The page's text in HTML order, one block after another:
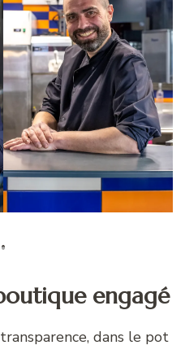
engagé
dans le pot